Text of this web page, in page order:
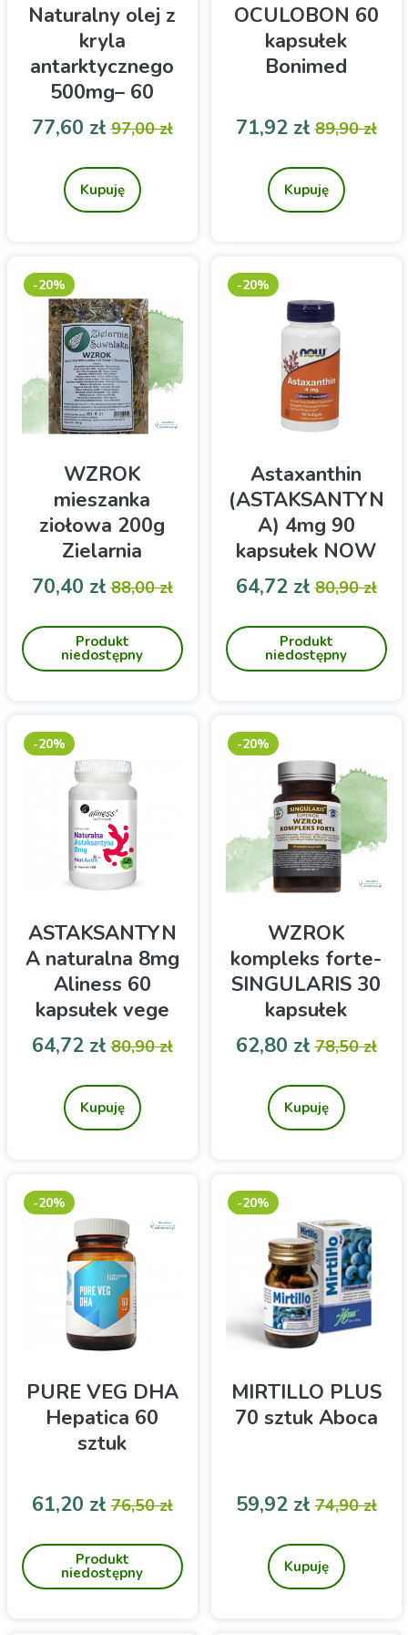
Naturalny olej z
kryla
antarktycznego
500mg– 60
kapsułek
SINGULARIS
Singularis – 500 mg
omega-3 w formie
fosfolipidów z
Cena
77,60 złCena podstawowa
97,00 zł
Kupuję
OCULOBON 60
kapsułek
Bonimed
Cena
71,92 złCena
89,90 zł
Kupuję
WZROK
mieszanka
ziołowa 200g
Zielarnia
Suwalska
Suwalskiej WZROK 200g
Cena
70,40 złCena podstawowa
88,00 zł
Produkt
niedostępny
-20%
Astaxanthin
(ASTAKSANTYN
A) 4mg 90
kapsułek NOW
FOODS
wzmocnienia układu
odpornościowego
Cena
64,72 złCena
80,90 zł
Produkt
niedostępny
-20%
ASTAKSANTYN
A naturalna 8mg
Aliness 60
kapsułek vege
Haematococcus Pluvialis .
Odpowiednia dla wegan i
wegetarian
Cena
64,72 złCena podstawowa
80,90 zł
Kupuję
-20%
WZROK
kompleks forte-
SINGULARIS 30
kapsułek
KOMPLEKS FORTE to
suplement diety firmy
Singularis,
Cena
62,80 złCena
78,50 zł
Kupuję
-20%
PURE VEG DHA
Hepatica 60
sztuk
dokozaheksaenowy (DHA).
Cena
61,20 złCena podstawowa
76,50 zł
Produkt
niedostępny
-20%
MIRTILLO PLUS
70 sztuk Aboca
Cena
59,92 złCena
74,90 zł
Kupuję
-20%